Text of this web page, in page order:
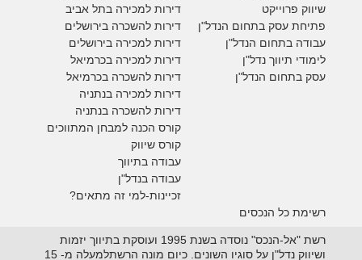
דירות למכירה בתל אביב
דירות להשכרה בירושלים
דירות למכירה בירושלים
דירות למכירה בכרמיאל
דירות להשכרה בכרמיאל
דירות למכירה בנתניה
דירות להשכרה בנתניה
קורס הכנה למבחן המתווכים
קורס שיווק
עבודה בתיווך
עבודה בנדל"ן
זכיינות-למי זה מתאים?
שיווק פרוייקט
פתיחת עסק בתחום הנדל"ן
עבודה בתחום הנדל"ן
לימודי תיווך נדל"ן
עסק בתחום הנדל"ן
רשימת כל הנכסים
רשת "אל-הנכס" נוסדה בשנת 1995 ועוסקת בתיווך יזמות
ושיווק נדל"ן על סוגיו השונים. כיום מונה הרשתלמעלה מ- 15